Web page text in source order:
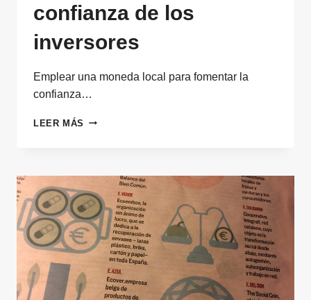
confianza de los
inversores
Emplear una moneda local para fomentar la
confianza…
LEER MÁS EMPLEAR
PARA
FOMENTAR
LA
CONFIANZA
DE
LOS
INVERSORES